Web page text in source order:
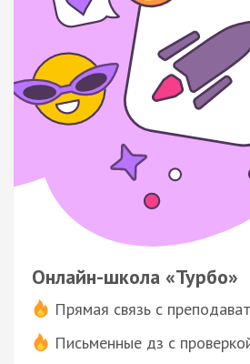
Онлайн-школа «Турбо»
Прямая связь с
Письменные дз с